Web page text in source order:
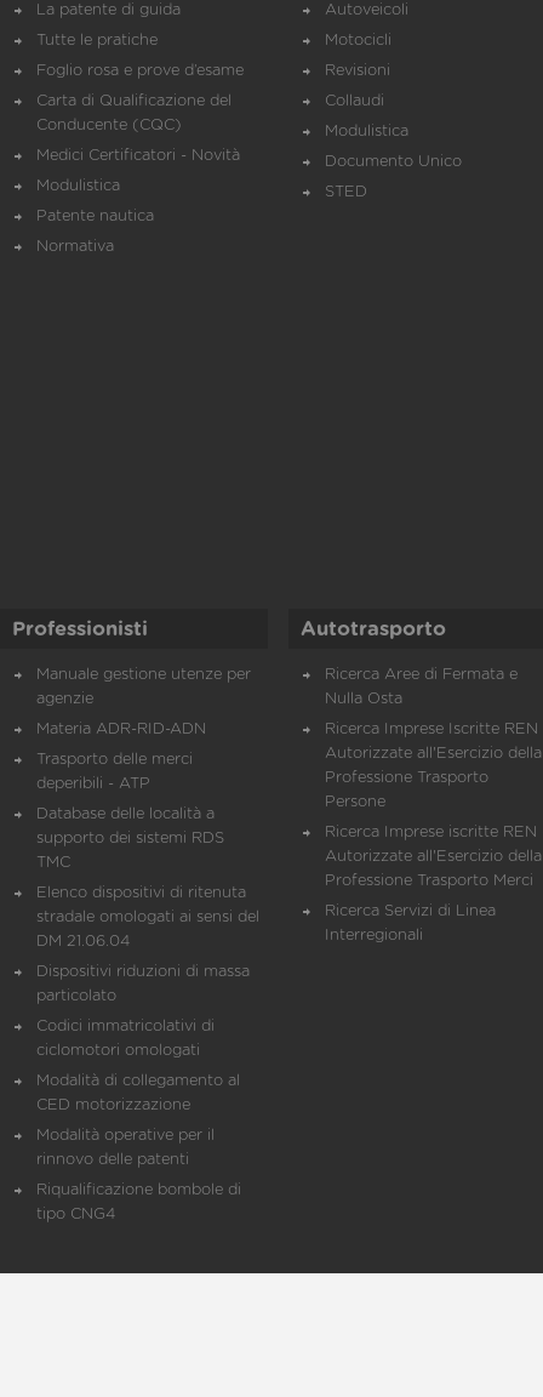
La patente di guida
Tutte le pratiche
Foglio rosa e prove d’esame
Carta di Qualificazione del
Conducente (CQC)
Medici Certificatori - Novità
Modulistica
Patente nautica
Normativa
Autoveicoli
Motocicli
Revisioni
Collaudi
Modulistica
Documento Unico
STED
Professionisti
Manuale gestione utenze per
agenzie
Materia ADR-RID-ADN
Trasporto delle merci
deperibili - ATP
Database delle località a
supporto dei sistemi RDS
TMC
Elenco dispositivi di ritenuta
stradale omologati ai sensi del
DM 21.06.04
Dispositivi riduzioni di massa
particolato
Codici immatricolativi di
ciclomotori omologati
Modalità di collegamento al
CED motorizzazione
Modalità operative per il
rinnovo delle patenti
Riqualificazione bombole di
tipo CNG4
Autotrasporto
Ricerca Aree di Fermata e
Nulla Osta
Ricerca Imprese Iscritte REN
Autorizzate all'Esercizio della
Professione Trasporto
Persone
Ricerca Imprese iscritte REN
Autorizzate all'Esercizio della
Professione Trasporto Merci
Ricerca Servizi di Linea
Interregionali